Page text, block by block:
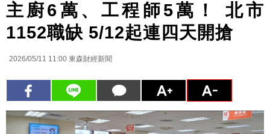
主廚6萬、工程師5萬！ 北市
1152職缺 5/12起連四天開搶
2026/05/11 11:00 東森財經新聞